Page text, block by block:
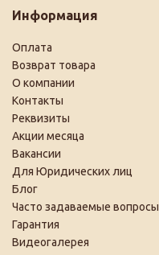
Информация
Оплата
Возврат товара
О компании
Контакты
Реквизиты
Акции месяца
Вакансии
Для Юридических лиц
Блог
Часто задаваемые вопросы
Гарантия
Видеогалерея